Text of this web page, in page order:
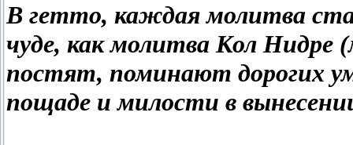
В гетто, каждая молитва
чуде, как молитва Кол Нидре
постят, поминают дорогих
пощаде и милости в